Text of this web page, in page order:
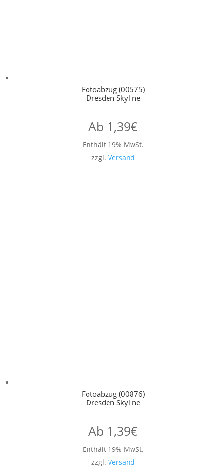
Fotoabzug (00575)
Dresden Skyline
Ab 1,39€
Enthält 19% MwSt.
zzgl. Versand
Fotoabzug (00876)
Dresden Skyline
Ab 1,39€
Enthält 19% MwSt.
zzgl. Versand